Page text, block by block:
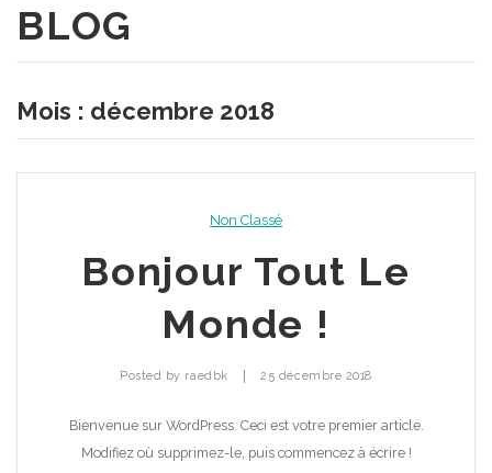
A Propos
Notre mission
Portofolio
BLOG
Mois : décembre 2018
Non Classé
Bonjour Tout Le
Monde !
Posted by raedbk 25 décembre 2018
Bienvenue sur WordPress. Ceci est votre premier article.
Modifiez où supprimez-le, puis commencez à écrire !